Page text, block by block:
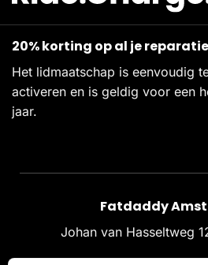
20% korting op al je
Het lidmaatschap is eenvoudig
activeren en is geldig voor een
jaar.
Fatdaddy
Johan van Hasseltweg